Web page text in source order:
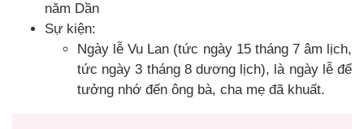
năm Dần
Sự kiện:
Ngày lễ Vu Lan (tức ngày 15 tháng 7 âm lịch,
tức ngày 3 tháng 8 dương lịch), là ngày lễ để
tưởng nhớ đến ông bà, cha mẹ đã khuất.